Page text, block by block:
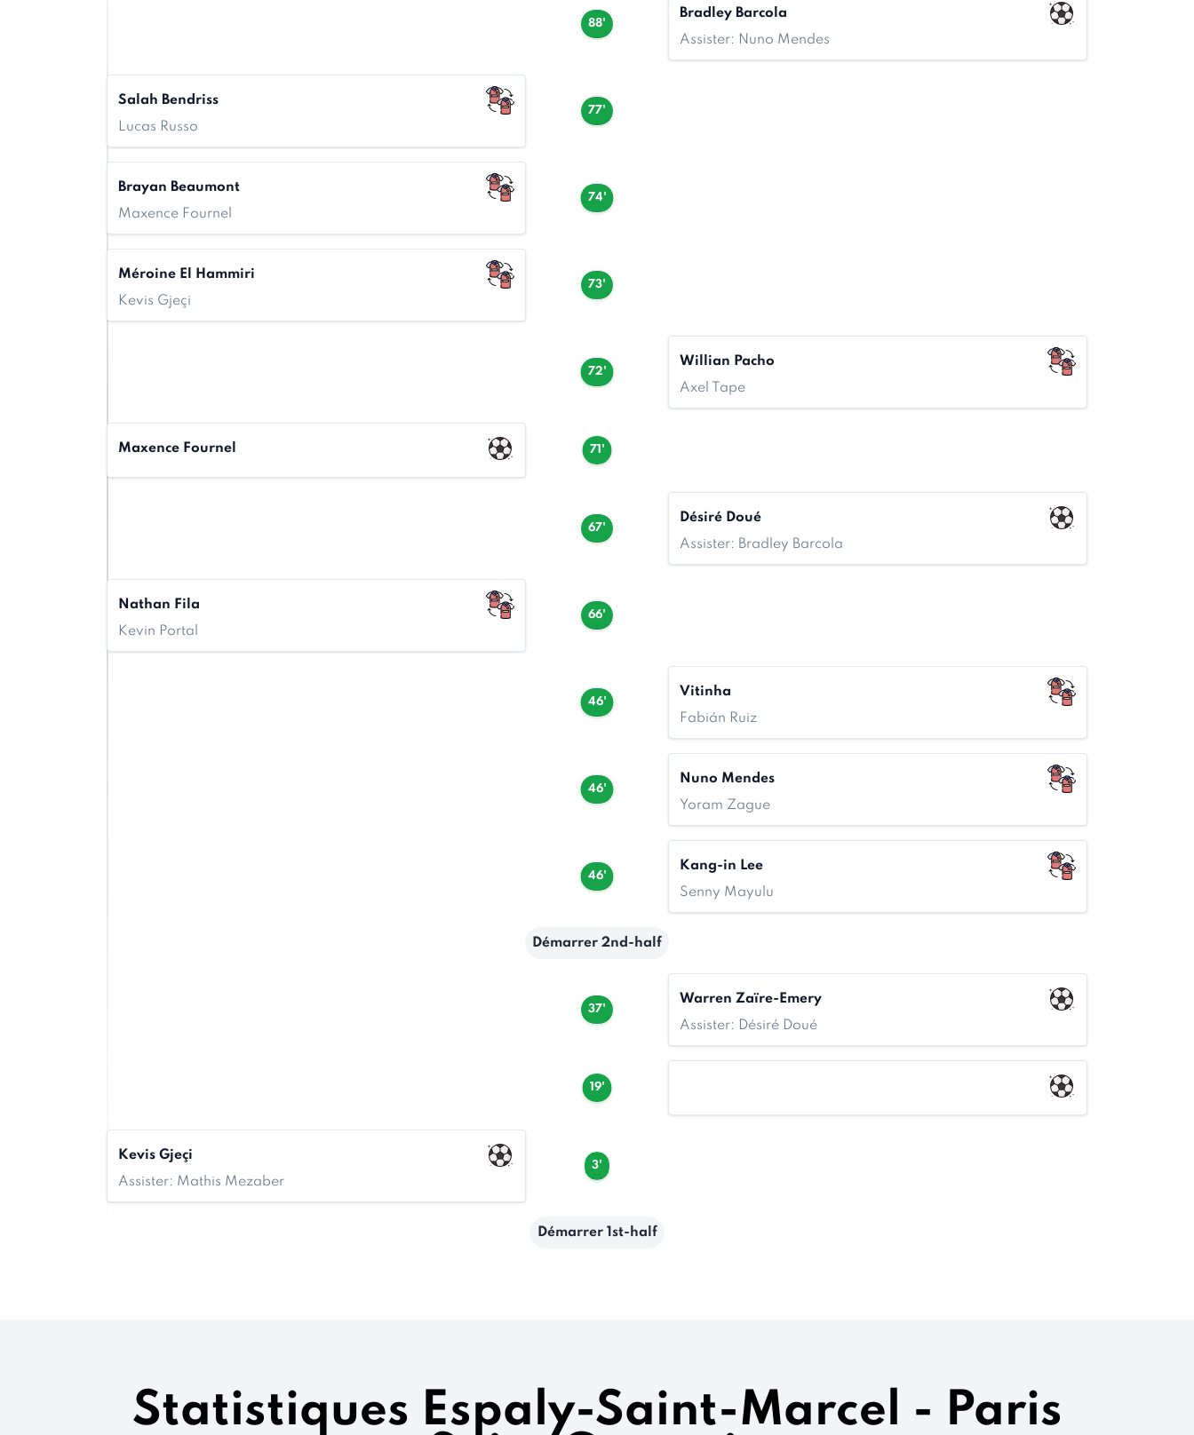
88'
Bradley Barcola
Assister: Nuno Mendes
77'
Salah Bendriss
Lucas Russo
74'
Brayan Beaumont
Maxence Fournel
73'
Méroine El Hammiri
Kevis Gjeçi
72'
Willian Pacho
Axel Tape
71'
Maxence Fournel
67'
Désiré Doué
Assister: Bradley Barcola
66'
Nathan Fila
Kevin Portal
46'
Vitinha
Fabián Ruiz
46'
Nuno Mendes
Yoram Zague
46'
Kang-in Lee
Senny Mayulu
Démarrer 2nd-half
37'
Warren Zaïre-Emery
Assister: Désiré Doué
19'
3'
Kevis Gjeçi
Assister: Mathis Mezaber
Démarrer 1st-half
Statistiques Espaly-Saint-Marcel - Paris